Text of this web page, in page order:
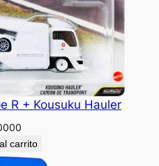
R + Kousuku Hauler
carrito